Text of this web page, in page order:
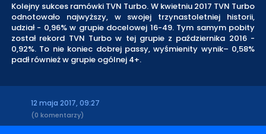
Kolejny sukces ramówki TVN Turbo. W kwietniu 2017 TVN Turbo
odnotowało najwyższy, w swojej trzynastoletniej historii,
udział - 0,96% w grupie docelowej 16-49. Tym samym pobity
został rekord TVN Turbo w tej grupie z października 2016 -
0,92%. To nie koniec dobrej passy, wyśmienity wynik– 0,58%
padł również w grupie ogólnej 4+.
12 maja 2017, 09:27
(0 komentarzy)